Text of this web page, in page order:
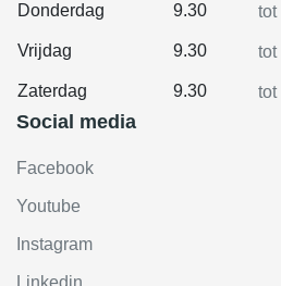
Donderdag 9.30 tot
Vrijdag 9.30 tot
Zaterdag 9.30 tot
Social media
Facebook
Youtube
Instagram